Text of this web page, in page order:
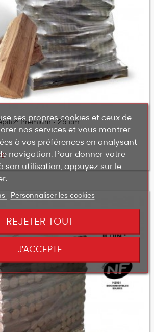
Premium - 25 cm
ses propres cookies et ceux de
nos services et vous montrer
à vos préférences en analysant
navigation. Pour donner votre
son utilisation, appuyez sur le
Personnaliser les cookies
REJETER TOUT
J'ACCEPTE